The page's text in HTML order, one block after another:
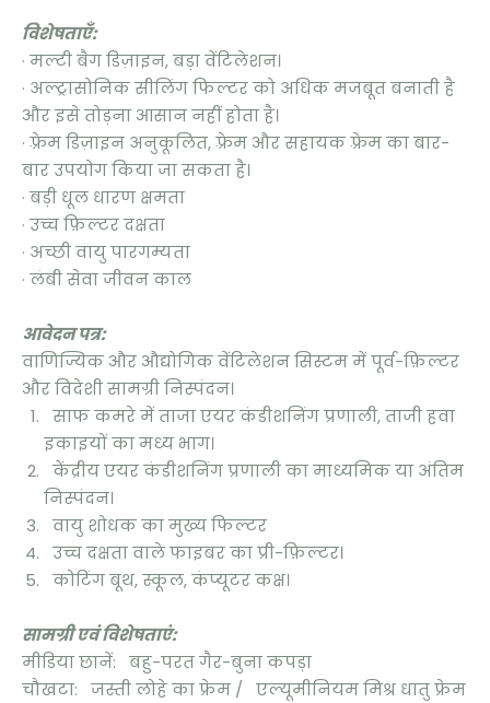
विशेषताएँ:
· मल्टी बैग डिज़ाइन, बड़ा वेंटिलेशन।
· अल्ट्रासोनिक सीलिंग फिल्टर को अधिक मजबूत बनाती है
और इसे तोड़ना आसान नहीं होता है।
· फ़्रेम डिज़ाइन अनुकूलित, फ़्रेम और सहायक फ़्रेम का बार-
बार उपयोग किया जा सकता है।
· बड़ी धूल धारण क्षमता
· उच्च फ़िल्टर दक्षता
· अच्छी वायु पारगम्यता
· लंबी सेवा जीवन काल
आवेदन पत्र:
वाणिज्यिक और औद्योगिक वेंटिलेशन सिस्टम में पूर्व-फ़िल्टर
और विदेशी सामग्री निस्पंदन।
साफ कमरे में ताजा एयर कंडीशनिंग प्रणाली, ताजी हवा
इकाइयों का मध्य भाग।
केंद्रीय एयर कंडीशनिंग प्रणाली का माध्यमिक या अंतिम
निस्पंदन।
वायु शोधक का मुख्य फिल्टर
उच्च दक्षता वाले फाइबर का प्री-फ़िल्टर।
कोटिंग बूथ, स्कूल, कंप्यूटर कक्ष।
सामग्री एवं विशेषताएं:
मीडिया छानें: बहु-परत गैर-बुना कपड़ा
चौखटा: जस्ती लोहे का फ्रेम / एल्यूमीनियम मिश्र धातु फ्रेम